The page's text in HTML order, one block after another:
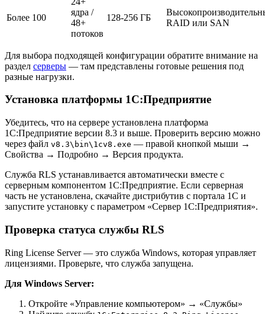
Более 100
ядра /
48+
потоков
128-256 ГБ
RAID или SAN
Для выбора подходящей конфигурации обратите внимание на
раздел серверы — там представлены готовые решения под
разные нагрузки.
Установка платформы 1С:Предприятие
Убедитесь, что на сервере установлена платформа
1С:Предприятие версии 8.3 и выше. Проверить версию можно
через файл v8.3\bin\1cv8.exe — правой кнопкой мыши →
Свойства → Подробно → Версия продукта.
Служба RLS устанавливается автоматически вместе с
серверным компонентом 1С:Предприятие. Если серверная
часть не установлена, скачайте дистрибутив с портала 1С и
запустите установку с параметром «Сервер 1С:Предприятия».
Проверка статуса службы RLS
Ring License Server — это служба Windows, которая управляет
лицензиями. Проверьте, что служба запущена.
Для Windows Server:
Откройте «Управление компьютером» → «Службы»